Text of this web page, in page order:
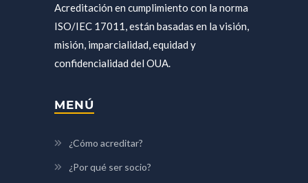
Acreditación en cumplimiento con la norma
ISO/IEC 17011, están basadas en la visión,
misión, imparcialidad, equidad y
confidencialidad del OUA.
MENÚ
¿Cómo acreditar?
¿Por qué ser socio?